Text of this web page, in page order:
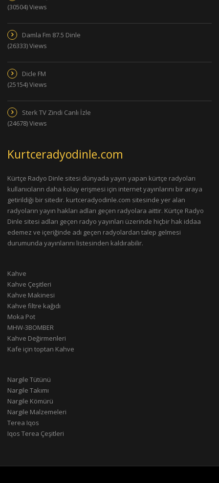
(30504) Views
Damla Fm 87.5 Dinle
(26333) Views
Dicle FM
(25154) Views
Sterk TV Zindi Canlı İzle
(24678) Views
Kurtceradyodinle.com
Kürtçe Radyo Dinle sitesi dünyada yayın yapan kürtçe radyoları
kullanıcıların daha kolay erişmesi için internet yayınlarını bir araya
getirildiği bir sitedir. kurtceradyodinle.com sitesinde yer alan
radyoların yayın hakları adları geçen radyolara aittir. Kürtçe Radyo
Dinle sitesi adları geçen radyo yayınları üzerinde hiçbir hak iddaa
edemez ve içeriğinde adı geçen radyolardan talep gelmesi
durumunda yayınlarını listesinden kaldırabilir.
Kahve
Kahve Çeşitleri
Kahve Makinesi
Kahve filtre kağıdı
Moka Pot
MHW-3BOMBER
Kahve Değirmenleri
Kafe için toptan Kahve
Nargile Tütünü
Nargile Takımı
Nargile Kömürü
Nargile Malzemeleri
Terea Iqos
Iqos Terea Çeşitleri